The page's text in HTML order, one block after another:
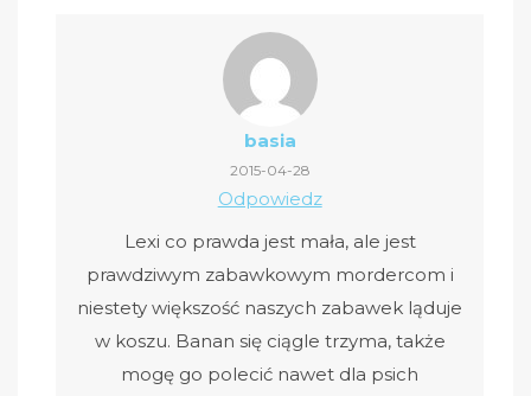
basia
2015-04-28
Odpowiedz
Lexi co prawda jest mała, ale jest
prawdziwym zabawkowym mordercom i
niestety większość naszych zabawek ląduje
w koszu. Banan się ciągle trzyma, także
mogę go polecić nawet dla psich